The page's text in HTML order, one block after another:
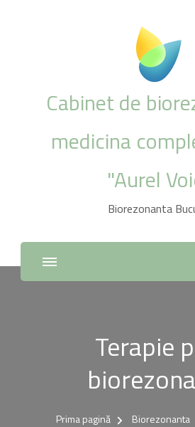
Cabinet de
medicina
"Aurel
Biorezonanta
Terapie
Prima pagină Biorezonanta